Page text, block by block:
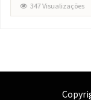
347 Visualizações